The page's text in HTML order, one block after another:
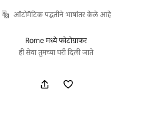
ऑटोमॅटिक पद्धतीने भाषांतर केले आहे
Rome मध्ये फोटोग्राफर
ही सेवा तुमच्या घरी दिली जाते